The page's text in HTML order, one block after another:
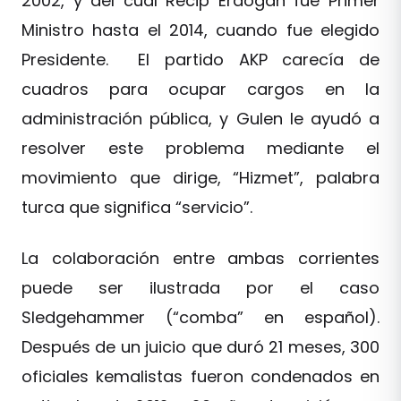
Ministro hasta el 2014, cuando fue elegido
Presidente. El partido AKP carecía de
cuadros para ocupar cargos en la
administración pública, y Gulen le ayudó a
resolver este problema mediante el
movimiento que dirige, “Hizmet”, palabra
turca que significa “servicio”.
La colaboración entre ambas corrientes
puede ser ilustrada por el caso
Sledgehammer (“comba” en español).
Después de un juicio que duró 21 meses, 300
oficiales kemalistas fueron condenados en